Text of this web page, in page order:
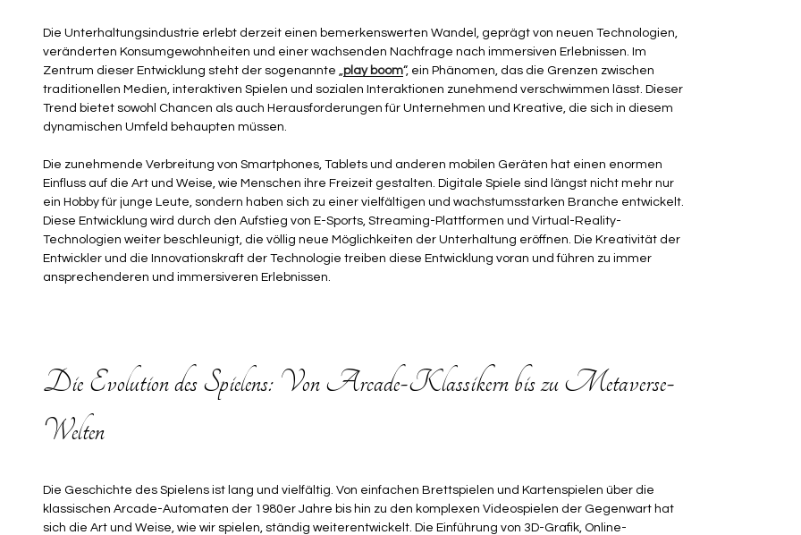
Die Unterhaltungsindustrie erlebt derzeit einen bemerkenswerten Wandel, geprägt von neuen Technologien,
veränderten Konsumgewohnheiten und einer wachsenden Nachfrage nach immersiven Erlebnissen. Im
Zentrum dieser Entwicklung steht der sogenannte „play boom“, ein Phänomen, das die Grenzen zwischen
traditionellen Medien, interaktiven Spielen und sozialen Interaktionen zunehmend verschwimmen lässt. Dieser
Trend bietet sowohl Chancen als auch Herausforderungen für Unternehmen und Kreative, die sich in diesem
dynamischen Umfeld behaupten müssen.
Die zunehmende Verbreitung von Smartphones, Tablets und anderen mobilen Geräten hat einen enormen
Einfluss auf die Art und Weise, wie Menschen ihre Freizeit gestalten. Digitale Spiele sind längst nicht mehr nur
ein Hobby für junge Leute, sondern haben sich zu einer vielfältigen und wachstumsstarken Branche entwickelt.
Diese Entwicklung wird durch den Aufstieg von E-Sports, Streaming-Plattformen und Virtual-Reality-
Technologien weiter beschleunigt, die völlig neue Möglichkeiten der Unterhaltung eröffnen. Die Kreativität der
Entwickler und die Innovationskraft der Technologie treiben diese Entwicklung voran und führen zu immer
ansprechenderen und immersiveren Erlebnissen.
Die Evolution des Spielens: Von Arcade-Klassikern bis zu Metaverse-
Welten
Die Geschichte des Spielens ist lang und vielfältig. Von einfachen Brettspielen und Kartenspielen über die
klassischen Arcade-Automaten der 1980er Jahre bis hin zu den komplexen Videospielen der Gegenwart hat
sich die Art und Weise, wie wir spielen, ständig weiterentwickelt. Die Einführung von 3D-Grafik, Online-